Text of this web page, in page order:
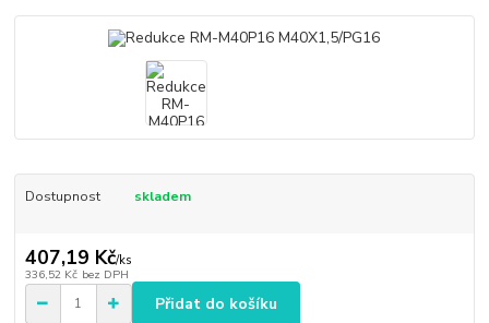
Dostupnost skladem
407,19 Kč/ks
336,52 Kč bez DPH
Přidat do košíku